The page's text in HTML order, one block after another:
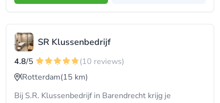
SR Klussenbedrijf
4.8/5
(10 reviews)
Rotterdam(15 km)
Bij S.R. Klussenbedrijf in Barendrecht krijg je